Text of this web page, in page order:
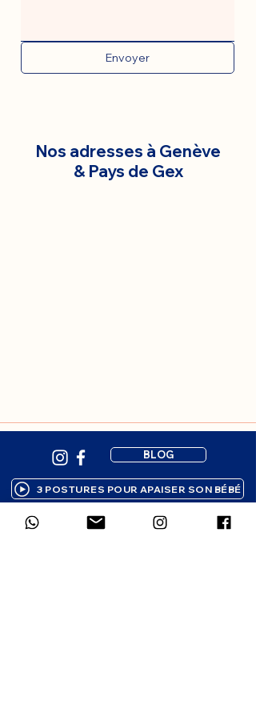
Envoyer
Nos adresses à Genève
& Pays de Gex
BLOG
3 POSTURES POUR APAISER SON BÉBÉ